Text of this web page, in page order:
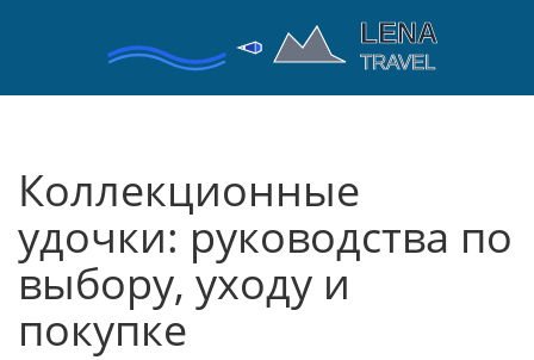
Коллекционные
удочки: руководства по
выбору, уходу и
покупке